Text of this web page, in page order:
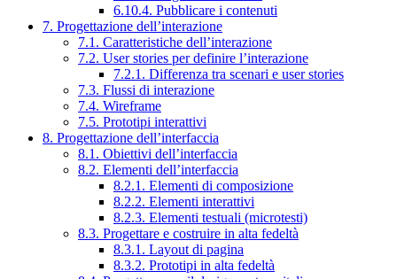
6.10.4. Pubblicare i contenuti
7. Progettazione dell’interazione
7.1. Caratteristiche dell’interazione
7.2. User stories per definire l’interazione
7.2.1. Differenza tra scenari e user stories
7.3. Flussi di interazione
7.4. Wireframe
7.5. Prototipi interattivi
8. Progettazione dell’interfaccia
8.1. Obiettivi dell’interfaccia
8.2. Elementi dell’interfaccia
8.2.1. Elementi di composizione
8.2.2. Elementi interattivi
8.2.3. Elementi testuali (microtesti)
8.3. Progettare e costruire in alta fedeltà
8.3.1. Layout di pagina
8.3.2. Prototipi in alta fedeltà